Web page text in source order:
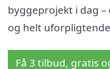
byggeprojekt i dag
og helt
Få 3 tilbud, gratis